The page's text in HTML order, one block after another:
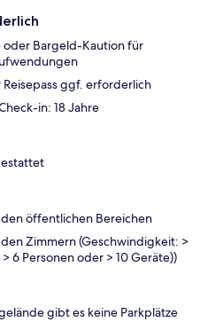
oder Bargeld-Kaution für
Reisepass ggf. erforderlich
in: 18 Jahre
den öffentlichen Bereichen
Zimmern (Geschwindigkeit: >
6 Personen oder > 10 Geräte))
gibt es keine Parkplätze